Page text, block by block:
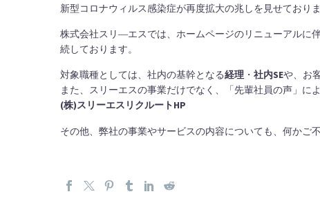
新型コロナウィルス感染症が再度拡大の兆しを見せておりま
株式会社スリ―エスでは、ホームページのリニューアルに
続しております。
対象職種としては、社内の基幹となる経理 ・ 社内SEや、お
また、スリーエスの事業だけでなく、「先輩社員の声」に
(株)スリーエスリクルートHP
その他、弊社の事業やサービスの内容についても、何かご